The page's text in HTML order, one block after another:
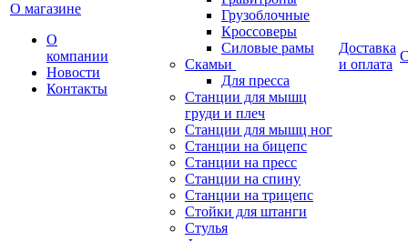
О магазине
О
компании
Новости
Контакты
Грузоблочные
Кроссоверы
Силовые рамы
Скамьи
Для пресса
Станции для мышц
груди и плеч
Станции для мышц ног
Станции на бицепс
Станции на пресс
Станции на спину
Станции на трицепс
Стойки для штанги
Стулья
Доставка
и оплата